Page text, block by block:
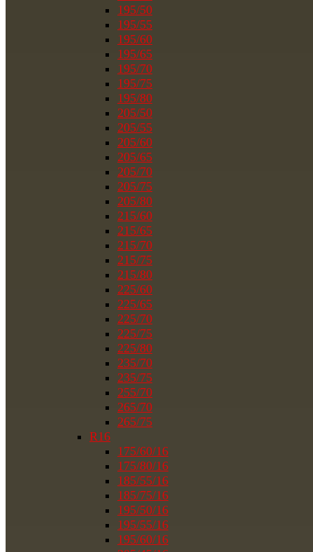
195/50
195/55
195/60
195/65
195/70
195/75
195/80
205/50
205/55
205/60
205/65
205/70
205/75
205/80
215/60
215/65
215/70
215/75
215/80
225/60
225/65
225/70
225/75
225/80
235/70
235/75
255/70
265/70
265/75
R16
175/60/16
175/80/16
185/55/16
185/75/16
195/50/16
195/55/16
195/60/16